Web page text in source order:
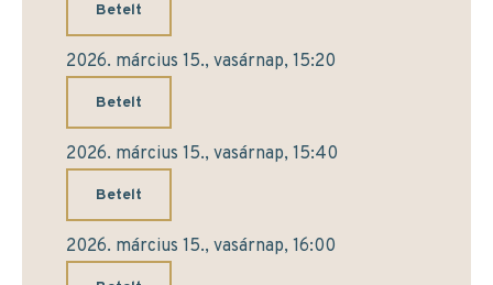
Betelt
2026. március 15., vasárnap, 15:20
Betelt
2026. március 15., vasárnap, 15:40
Betelt
2026. március 15., vasárnap, 16:00